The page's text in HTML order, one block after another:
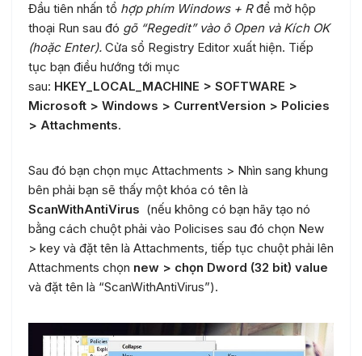
Đầu tiên nhấn tổ hợp phím Windows + Rđể mở hộp
thoại Run sau đó gõ “Regedit” vào ô Open và Kích OK
(hoặc Enter). Cửa sổ Registry Editor xuất hiện. Tiếp
tục bạn điều hướng tới mục
sau: HKEY_LOCAL_MACHINE > SOFTWARE >
Microsoft > Windows > CurrentVersion > Policies
> Attachments.
Sau đó bạn chọn mục Attachments > Nhìn sang khung
bên phải bạn sẽ thấy một khóa có tên là
ScanWithAntiVirus (nếu không có bạn hãy tạo nó
bằng cách chuột phải vào Policises sau đó chọn New
> key và đặt tên là Attachments, tiếp tục chuột phải lên
Attachments chọn new > chọn Dword (32 bit) value
và đặt tên là “ScanWithAntiVirus”).